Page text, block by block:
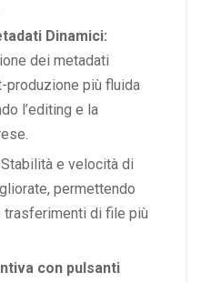
Dinamici:
dei metadati
produzione più fluida
l’editing e la
Stabilità e velocità di
permettendo
trasferimenti di file più
con pulsanti